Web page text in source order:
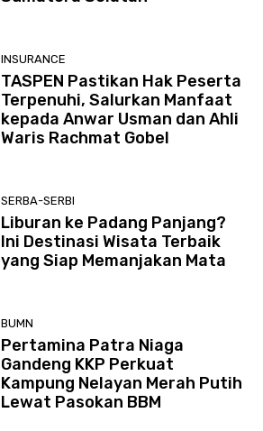
INSURANCE
TASPEN Pastikan Hak Peserta
Terpenuhi, Salurkan Manfaat
kepada Anwar Usman dan Ahli
Waris Rachmat Gobel
SERBA-SERBI
Liburan ke Padang Panjang?
Ini Destinasi Wisata Terbaik
yang Siap Memanjakan Mata
BUMN
Pertamina Patra Niaga
Gandeng KKP Perkuat
Kampung Nelayan Merah Putih
Lewat Pasokan BBM